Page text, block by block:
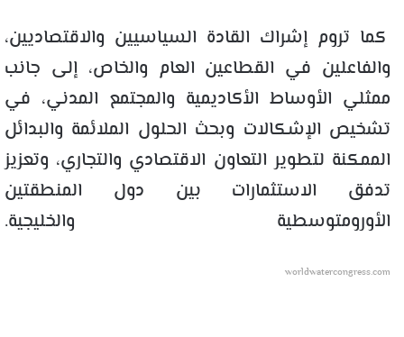
كما تروم إشراك القادة السياسيين والاقتصاديين،
والفاعلين في القطاعين العام والخاص، إلى جانب
ممثلي الأوساط الأكاديمية والمجتمع المدني، في
تشخيص الإشكالات وبحث الحلول الملائمة والبدائل
الممكنة لتطوير التعاون الاقتصادي والتجاري، وتعزيز
تدفق الاستثمارات بين دول المنطقتين
الأورومتوسطية والخليجية.
worldwatercongress.com